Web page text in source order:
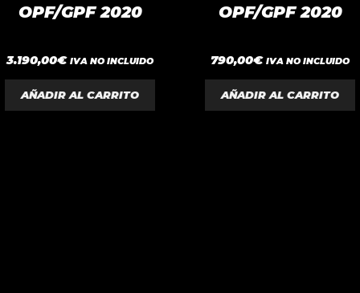
OPF/GPF 2020
0
d
e
5
3.190,00€ IVA NO INCLUIDO
AÑADIR AL CARRITO
OPF/GPF 2020
0
d
e
5
790,00€ IVA NO INCLUIDO
AÑADIR AL CARRITO